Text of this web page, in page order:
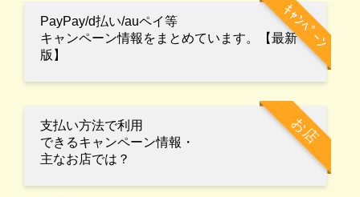
ｷｬﾝﾍﾟｰﾝ
PayPay/d払い/auペイ等
キャンペーン情報をまとめています。【最新
版】
お店
支払い方法で利用
できるキャンペーン情報・
主なお店では？